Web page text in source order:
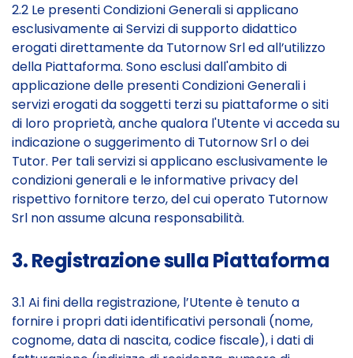
2.2 Le presenti Condizioni Generali si applicano
esclusivamente ai Servizi di supporto didattico
erogati direttamente da Tutornow Srl ed all’utilizzo
della Piattaforma. Sono esclusi dall'ambito di
applicazione delle presenti Condizioni Generali i
servizi erogati da soggetti terzi su piattaforme o siti
di loro proprietà, anche qualora l'Utente vi acceda su
indicazione o suggerimento di Tutornow Srl o dei
Tutor. Per tali servizi si applicano esclusivamente le
condizioni generali e le informative privacy del
rispettivo fornitore terzo, del cui operato Tutornow
Srl non assume alcuna responsabilità.
3. Registrazione sulla Piattaforma
3.1 Ai fini della registrazione, l’Utente è tenuto a
fornire i propri dati identificativi personali (nome,
cognome, data di nascita, codice fiscale), i dati di